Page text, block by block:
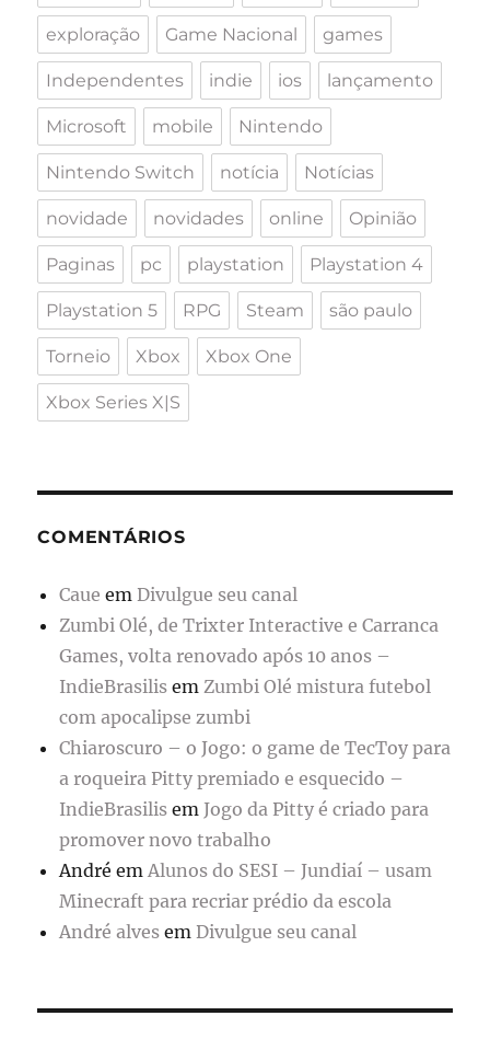
exploração Game Nacional games
Independentes indie ios lançamento
Microsoft mobile Nintendo
Nintendo Switch notícia Notícias
novidade novidades online Opinião
Paginas pc playstation Playstation 4
Playstation 5 RPG Steam são paulo
Torneio Xbox Xbox One
Xbox Series X|S
COMENTÁRIOS
Caue em Divulgue seu canal
Zumbi Olé, de Trixter Interactive e Carranca
Games, volta renovado após 10 anos –
IndieBrasilis em Zumbi Olé mistura futebol
com apocalipse zumbi
Chiaroscuro – o Jogo: o game de TecToy para
a roqueira Pitty premiado e esquecido –
IndieBrasilis em Jogo da Pitty é criado para
promover novo trabalho
André em Alunos do SESI – Jundiaí – usam
Minecraft para recriar prédio da escola
André alves em Divulgue seu canal